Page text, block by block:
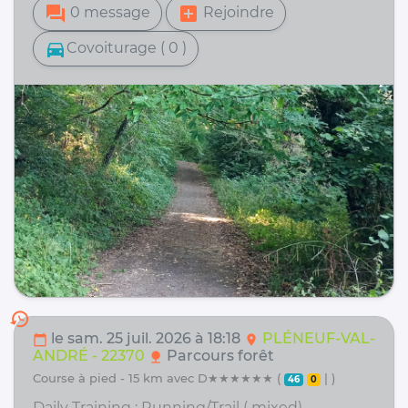
forum 0 message add_box Rejoindre
directions_car Covoiturage ( 0 )
history
calendar_today le sam. 25 juil. 2026 à 18:18 location_on
PLÉNEUF-VAL-
ANDRÉ - 22370 nature Parcours forêt
course à pied - 15 km avec D★★★★★★ ( 46 0 | )